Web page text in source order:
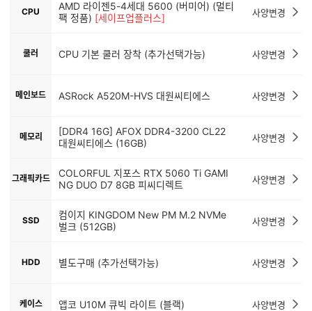
CPU
AMD 라이젠5-4세대 5600 (버미어) (멀티
팩 정품) [세이프업플러스] 사양변경
쿨러 CPU 기본 쿨러 장착 (추가선택가능) 사양변경
메인보드 ASRock A520M-HVS 대원씨티에스 사양변경
메모리
[DDR4 16G] AFOX DDR4-3200 CL22
대원씨티에스 (16GB)
사양변경
그래픽카드
COLORFUL 지포스 RTX 5060 Ti GAMI
NG DUO D7 8GB 피씨디렉트
사양변경
SSD
컴이지 KINGDOM New PM M.2 NVMe
벌크 (512GB)
사양변경
HDD 별도구매 (추가선택가능) 사양변경
케이스 앱코 U10M 큐빅 라이트 (블랙) 사양변경